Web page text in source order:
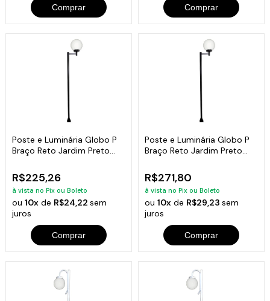
Comprar Comprar
Poste e Luminária Globo P
Braço Reto Jardim Preto
R$225,26
à vista no Pix ou Boleto
ou10x de R$24,22sem
juros
Comprar
Poste e Luminária Globo P
Braço Reto Jardim Preto
R$271,80
à vista no Pix ou Boleto
ou 10xde R$29,23 sem
juros
Comprar